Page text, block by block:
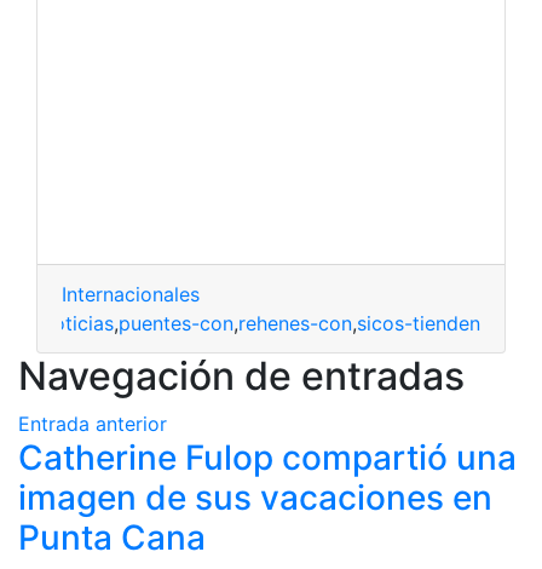
Internacionales
noticias,puentes-con,rehenes-con,sicos-tienden
Navegación de entradas
Entrada anterior
Catherine Fulop compartió una
imagen de sus vacaciones en
Punta Cana